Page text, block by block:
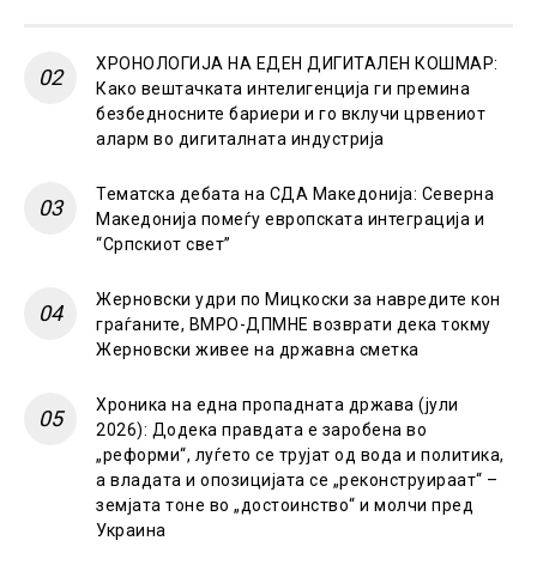
ХРОНОЛОГИЈА НА ЕДЕН ДИГИТАЛЕН КОШМАР:
Како вештачката интелигенција ги премина
безбедносните бариери и го вклучи црвениот
аларм во дигиталната индустрија
Тематска дебата на СДА Македонија: Северна
Македонија помеѓу европската интеграција и
“Српскиот свет”
Жерновски удри по Мицкоски за навредите кон
граѓаните, ВМРО-ДПМНЕ возврати дека токму
Жерновски живее на државна сметка
Хроника на една пропадната држава (јули
2026): Додека правдата е заробена во
„реформи“, луѓето се трујат од вода и политика,
а владата и опозицијата се „реконструираат“ –
земјата тоне во „достоинство“ и молчи пред
Украина